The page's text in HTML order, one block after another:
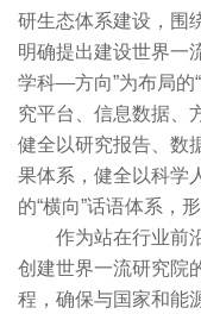
研生态体系建设，围
明确提出建设世界一
学科—方向”为布局的
究平台、信息数据、
健全以研究报告、数
果体系，健全以科学
的“横向”话语体系，
作为站在行业前
创建世界一流研究院
程，确保与国家和能